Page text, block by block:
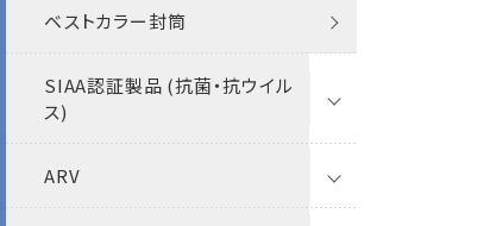
特白
若狭
透けない
クラフト
プリンター専用紙
カード・挨拶状
名刺
間伐材
封筒
植林木
長4
長4窓
長3窓
長4
ベストカラー封筒
SIAA認証製品 (抗菌・抗ウイル
ス)
封筒
ARV